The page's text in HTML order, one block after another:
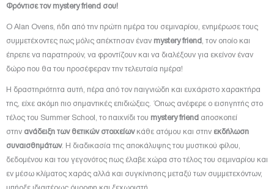
Φρόντισε τον mystery friend σου!
Ο Alan Ovens, ήδη από την πρώτη ημέρα του σεμιναρίου, ενημέρωσε τους
συμμετέχοντες πως μόλις απέκτησαν έναν mystery friend , τον οποίο και
έπρεπε να παρατηρούν, να φροντίζουν και να διαλέξουν για εκείνον έναν
δώρο που θα του προσέφεραν την τελευταία ημέρα!
Η δραστηριότητα αυτή, πέρα από τον παιγνιώδη και ευχάριστο χαρακτήρα
της, είχε ακόμη πιο σημαντικές επιδιώξεις. Όπως ανέφερε ο εισηγητής στο
τέλος του Summer School, το παιχνίδι του mystery friend αποσκοπεί
στην ανάδειξη των θετικών στοιχείωνκάθε ατόμου και στην εκδήλωση
συναισθημάτων. Η διαδικασία της αποκάλυψης του μυστικού φίλου,
δεδομένου και του γεγονότος πως έλαβε χώρα στο τέλος του σεμιναρίου και
εν μέσω κλίματος χαράς αλλά και συγκίνησης μεταξύ των συμμετεχόντων,